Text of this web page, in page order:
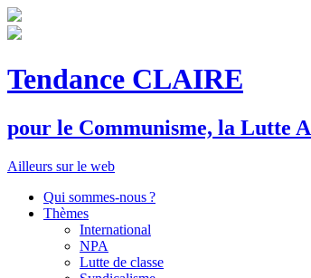
Tendance CLAIRE
pour le Communisme, la Lutte A
Ailleurs sur le web
Qui sommes-nous ?
Thèmes
International
NPA
Lutte de classe